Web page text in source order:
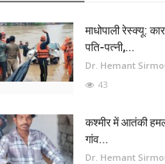
माधोपाली रेस्क्यू:
पति-पत्नी,...
Dr. Hemant
43
कश्मीर में आतंकी
गांव...
Dr. Hemant